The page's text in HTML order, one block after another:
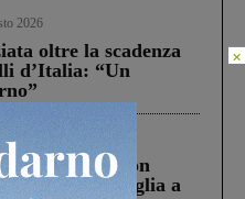
2026
oltre la scadenza
d’Italia: “Un
di Castiglion
ucciso la figlia a
×